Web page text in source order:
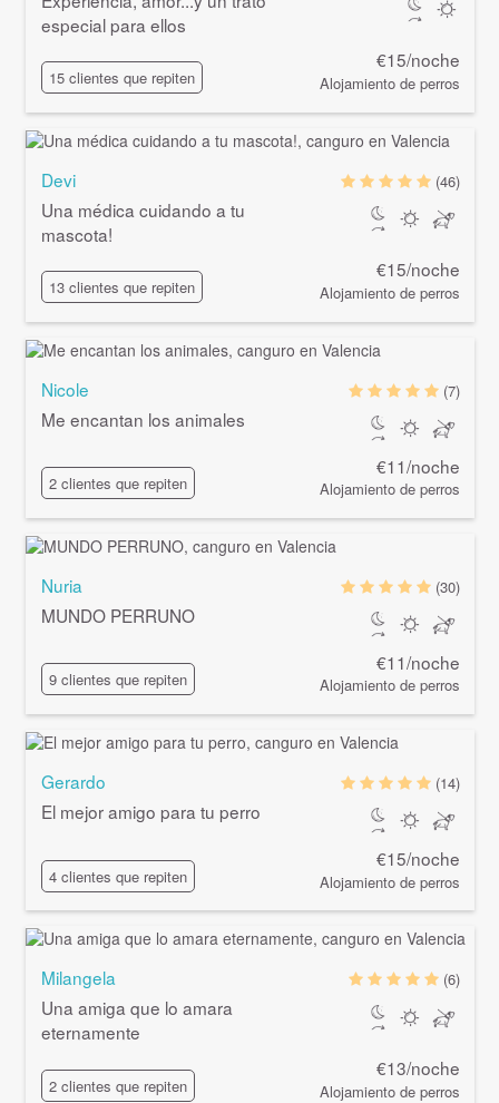
especial para ellos
15 clientes que repiten
€15/noche
Alojamiento de perros
Devi
Una médica cuidando a tu
mascota!
13 clientes que repiten
(46)
€15/noche
Alojamiento de perros
Nicole
Me encantan los animales
2 clientes que repiten
(7)
€11/noche
Alojamiento de perros
Nuria
MUNDO PERRUNO
9 clientes que repiten
(30)
€11/noche
Alojamiento de perros
Gerardo
El mejor amigo para tu perro
4 clientes que repiten
(14)
€15/noche
Alojamiento de perros
Milangela
Una amiga que lo amara
eternamente
2 clientes que repiten
(6)
€13/noche
Alojamiento de perros